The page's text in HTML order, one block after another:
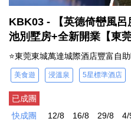
KBK03 - 【英德倚巒風
池別墅房+全新開業【東
⭐東莞東城萬達城際酒店豐富自助
美食遊 浸溫泉 5星標準酒店
已成團
快成團
12/8 16/8 29/8 4/